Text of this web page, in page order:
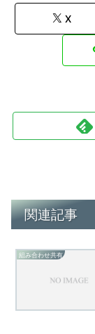
X
関連記事
組み合わせ共有